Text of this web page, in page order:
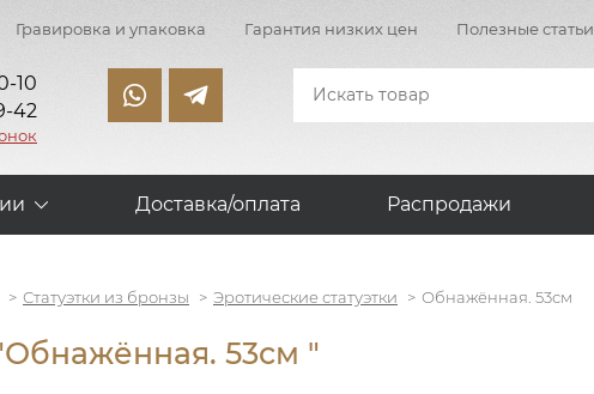
Гравировка и упаковка Гарантия низких цен Полезные статьи
10
42
Доставка/оплата Распродажи
Статуэтки из бронзы Эротические статуэтки Обнажённая. 53см
53см "